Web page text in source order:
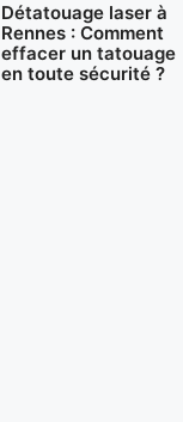
Détatouage laser à
Rennes : Comment
effacer un tatouage
en toute sécurité ?